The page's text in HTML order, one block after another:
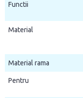
Functii
Material
Material rama
Pentru